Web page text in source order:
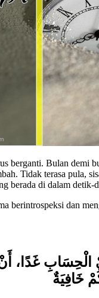
berganti. Bulan demi
Tidak terasa pula,
berada di dalam
berintrospeksi dan
غَدًا، أَنْ
خَافِيَةٌ